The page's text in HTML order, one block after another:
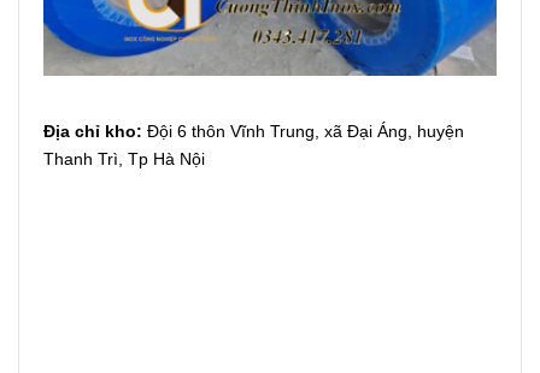
Địa chỉ kho: Đội 6 thôn Vĩnh Trung, xã Đại Áng, huyện
Thanh Trì, Tp Hà Nội